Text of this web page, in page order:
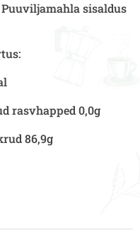
sisaldus
rasvhapped 0,0g
86,9g